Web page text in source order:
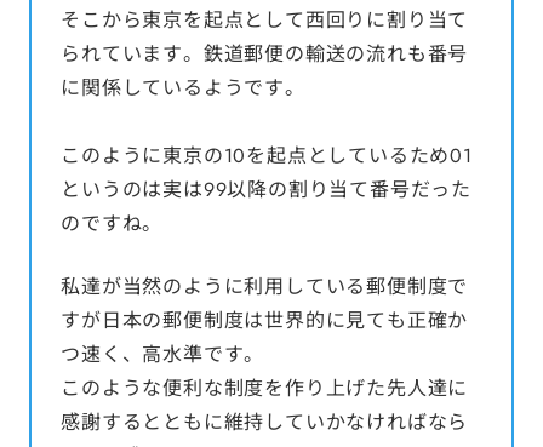
そこから東京を起点として西回りに割り当て
られています。鉄道郵便の輸送の流れも番号
に関係しているようです。
このように東京の10を起点としているため01
というのは実は99以降の割り当て番号だった
のですね。
私達が当然のように利用している郵便制度で
すが日本の郵便制度は世界的に見ても正確か
つ速く、高水準です。
このような便利な制度を作り上げた先人達に
感謝するとともに維持していかなければなら